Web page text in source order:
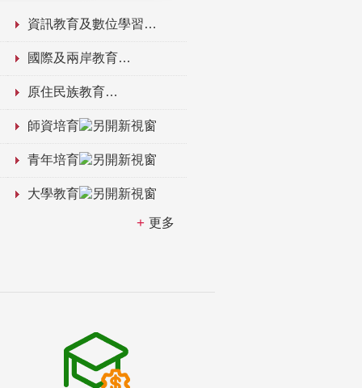
資訊教育及數位學習
國際及兩岸教育
原住民族教育
師資培育
青年培育
大學教育
更多